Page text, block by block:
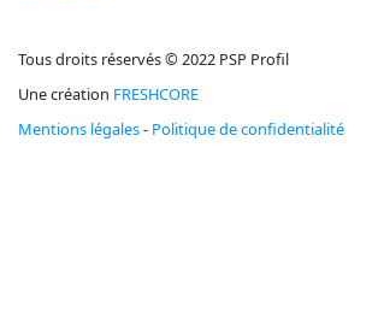
Tous droits réservés © 2022 PSP Profil
Une création FRESHCORE
Mentions légales- Politique de confidentialité